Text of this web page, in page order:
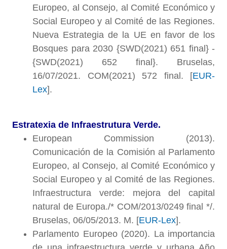
Europeo, al Consejo, al Comité Económico y
Social Europeo y al Comité de las Regiones.
Nueva Estrategia de la UE en favor de los
Bosques para 2030 {SWD(2021) 651 final} -
{SWD(2021) 652 final}. Bruselas,
16/07/2021. COM(2021) 572 final. [EUR-
Lex].
Estratexia de Infraestrutura Verde.
European Commission (2013).
Comunicación de la Comisión al Parlamento
Europeo, al Consejo, al Comité Económico y
Social Europeo y al Comité de las Regiones.
Infraestructura verde: mejora del capital
natural de Europa./* COM/2013/0249 final */.
Bruselas, 06/05/2013. M. [EUR-Lex].
Parlamento Europeo (2020). La importancia